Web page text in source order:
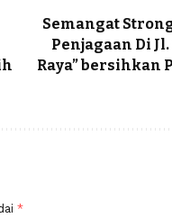
Semangat
Penjagaan Di
Raya” bersihkan
*